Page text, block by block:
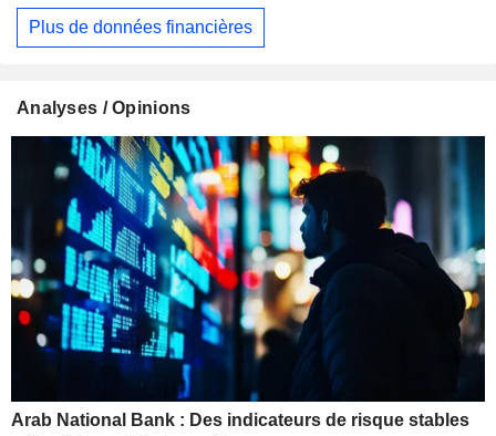
Plus de données financières
Analyses / Opinions
Arab National Bank : Des indicateurs de risque stables